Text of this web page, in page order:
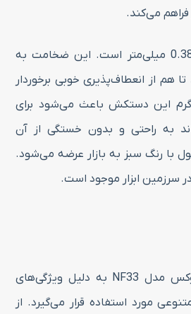
فراهم می‌کند.
ضخامت این محصول 0.38 میلی‌متر است. این ضخامت به
از انعطاف‌پذیری خوبی برخوردار
وزن سبک 100 گرم این دستکش باعث می‌شود برای
به راحتی و بدون خستگی از آن
با رنگ سبز به بازار عرضه می‌شود.
دستکش ضد حلال یووکس مدل NF33 به دلیل ویژگی‌های
مورد استفاده قرار می‌گیرد. از